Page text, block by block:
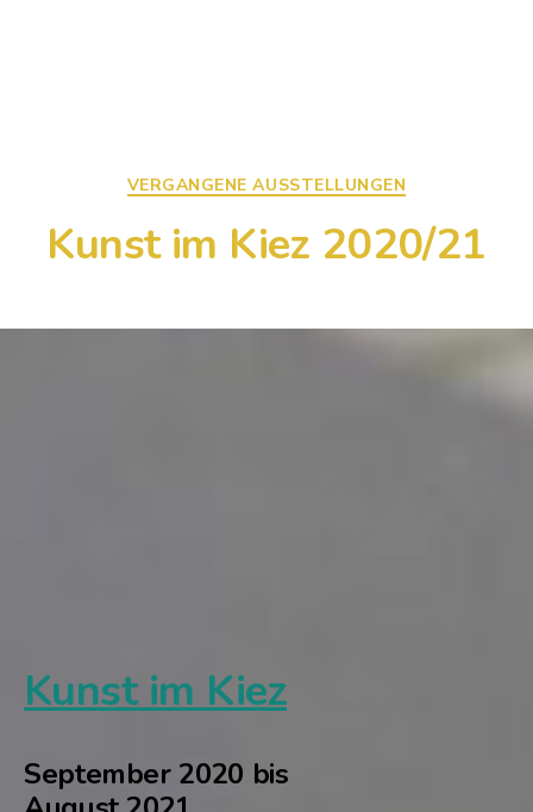
Kategorien
VERGANGENE AUSSTELLUNGEN
Kunst im Kiez 2020/21
Kunst im Kiez
September 2020 bis